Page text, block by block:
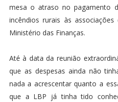
mesa o atraso no pagamento
incêndios rurais às
Ministério das Finanças.
Até à data da reunião
que as despesas ainda não
nada a acrescentar quanto a
que a LBP já tinha tido